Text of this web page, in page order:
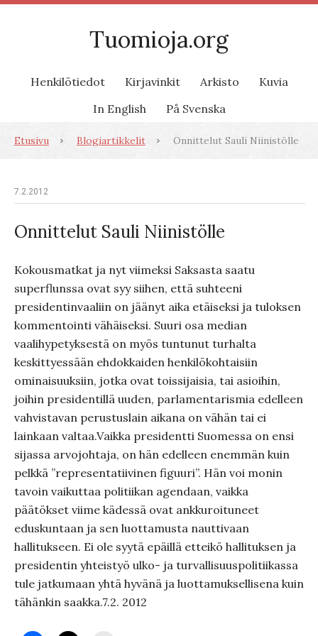
Tuomioja.org
Henkilötiedot Kirjavinkit Arkisto
Kuvia
In English
På Svenska
Etusivu Blogiartikkelit Onnittelut Sauli Niinistölle
7.2.2012
Onnittelut Sauli Niinistölle
Kokousmatkat ja nyt viimeksi Saksasta saatu
superflunssa ovat syy siihen, että suhteeni
presidentinvaaliin on jäänyt aika etäiseksi ja tuloksen
kommentointi vähäiseksi. Suuri osa median
vaalihypetyksestä on myös tuntunut turhalta
keskittyessään ehdokkaiden henkilökohtaisiin
ominaisuuksiin, jotka ovat toissijaisia, tai asioihin,
joihin presidentillä uuden, parlamentarismia edelleen
vahvistavan perustuslain aikana on vähän tai ei
lainkaan valtaa.Vaikka presidentti Suomessa on ensi
sijassa arvojohtaja, on hän edelleen enemmän kuin
pelkkä ”representatiivinen figuuri”. Hän voi monin
tavoin vaikuttaa politiikan agendaan, vaikka
päätökset viime kädessä ovat ankkuroituneet
eduskuntaan ja sen luottamusta nauttivaan
hallitukseen. Ei ole syytä epäillä etteikö hallituksen ja
presidentin yhteistyö ulko- ja turvallisuuspolitiikassa
tule jatkumaan yhtä hyvänä ja luottamuksellisena kuin
tähänkin saakka.7.2. 2012